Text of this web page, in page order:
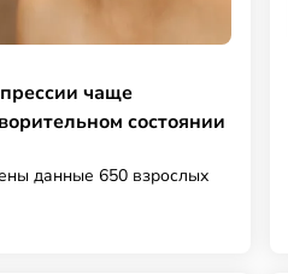
чаще
состоянии
данные 650 взрослых